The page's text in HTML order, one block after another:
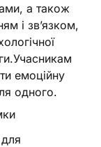
а також
і зв’язком,
емоційну
одного.